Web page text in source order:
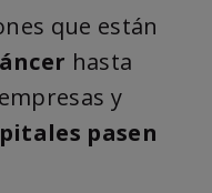
que están
hasta
y
pasen